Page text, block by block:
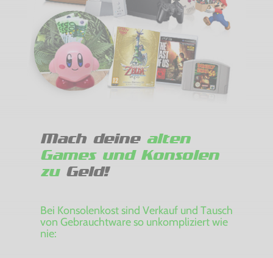
Mach deine alten
Games und Konsolen
zuGeld!
Bei Konsolenkost sind Verkauf und Tausch
von Gebrauchtware so unkompliziert wie
nie: